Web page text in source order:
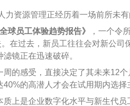
力资源管理正经历着一场前所未有
球员工体验趋势报告》
，一个令
在过去，新员工往往会对新公
镜正在迅速破碎。
的感受，直接决定了其未来12
的高潜人才会在试用期内选择
质上是企业数字化水平与新生代员